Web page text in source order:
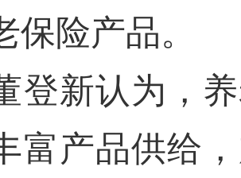
保险产品。
新认为，养
富产品供给